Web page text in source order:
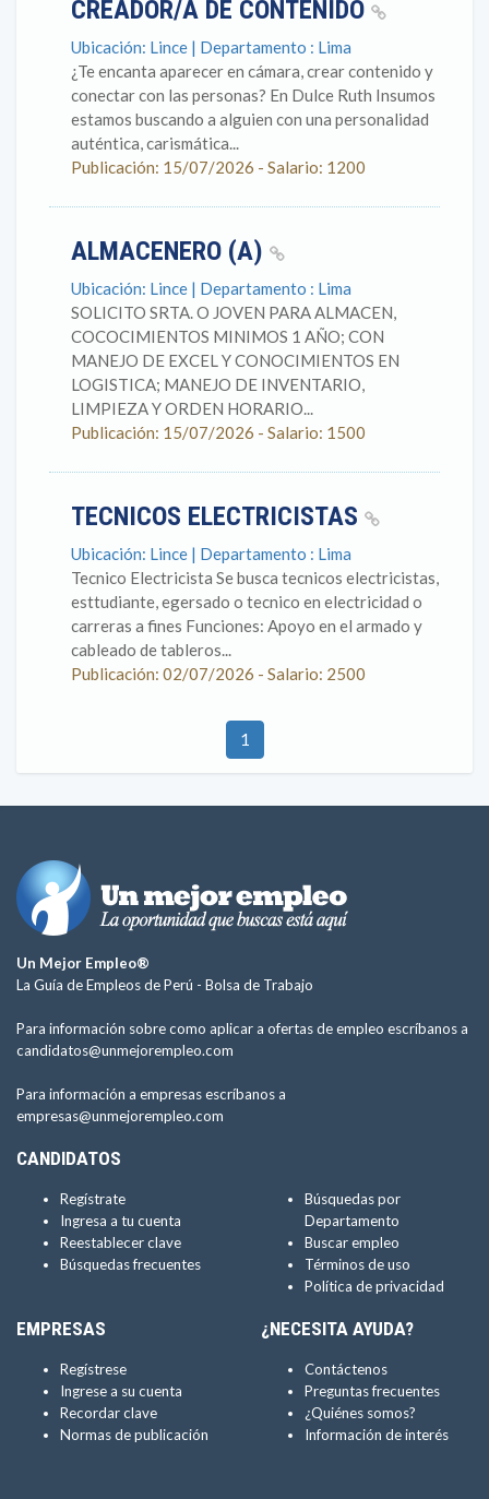
CREADOR/A DE CONTENIDO
Ubicación: Lince | Departamento : Lima
¿Te encanta aparecer en cámara, crear contenido y
conectar con las personas? En Dulce Ruth Insumos
estamos buscando a alguien con una personalidad
auténtica, carismática...
Publicación: 15/07/2026 - Salario: 1200
ALMACENERO (A)
Ubicación: Lince | Departamento : Lima
SOLICITO SRTA. O JOVEN PARA ALMACEN,
COCOCIMIENTOS MINIMOS 1 AÑO; CON
MANEJO DE EXCEL Y CONOCIMIENTOS EN
LOGISTICA; MANEJO DE INVENTARIO,
LIMPIEZA Y ORDEN HORARIO...
Publicación: 15/07/2026 - Salario: 1500
TECNICOS ELECTRICISTAS
Ubicación: Lince | Departamento : Lima
Tecnico Electricista Se busca tecnicos electricistas,
esttudiante, egersado o tecnico en electricidad o
carreras a fines Funciones: Apoyo en el armado y
cableado de tableros...
Publicación: 02/07/2026 - Salario: 2500
1
Un Mejor Empleo®
La Guía de Empleos de Perú - Bolsa de Trabajo
Para información sobre como aplicar a ofertas de empleo escríbanos a
candidatos@unmejorempleo.com
Para información a empresas escríbanos a
empresas@unmejorempleo.com
CANDIDATOS
Regístrate
Ingresa a tu cuenta
Reestablecer clave
Búsquedas frecuentes
Búsquedas por
Departamento
Buscar empleo
Términos de uso
Política de privacidad
EMPRESAS
Regístrese
Ingrese a su cuenta
Recordar clave
Normas de publicación
¿NECESITA AYUDA?
Contáctenos
Preguntas frecuentes
¿Quiénes somos?
Información de interés